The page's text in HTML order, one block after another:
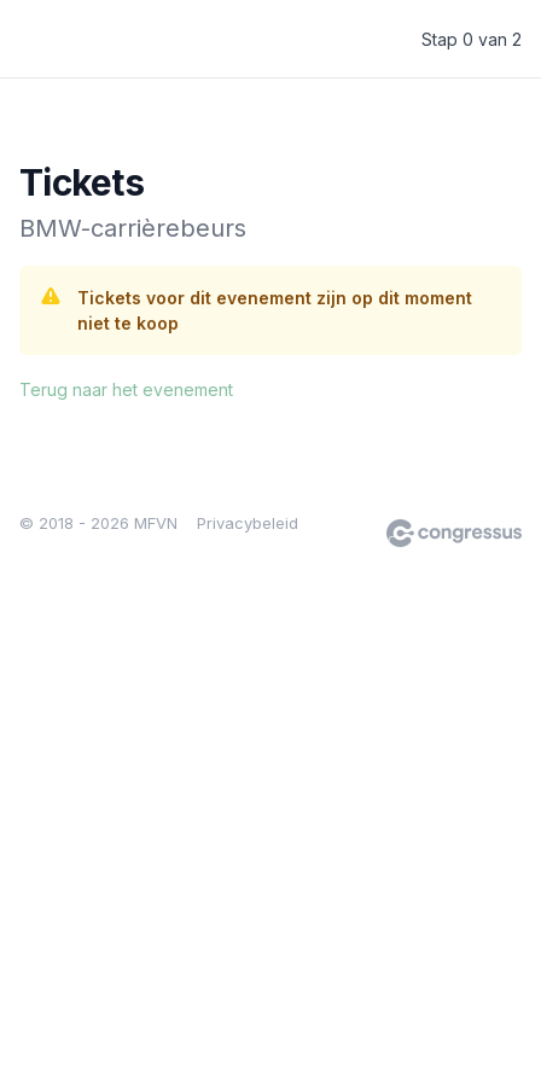
Stap 0 van 2
Tickets
BMW-carrièrebeurs
Tickets voor dit evenement zijn op dit moment
niet te koop
Terug naar het evenement
© 2018 - 2026 MFVN Privacybeleid